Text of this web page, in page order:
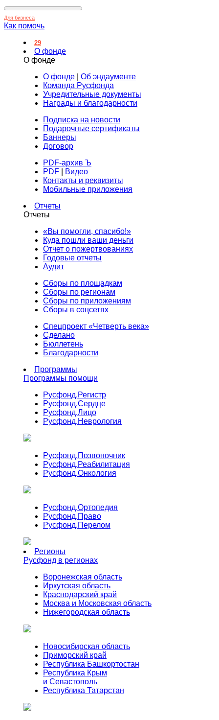
Для бизнеса
Как помочь
29
О фонде
О фонде
О фонде
Об эндаументе
Команда Русфонда
Учредительные документы
Награды и благодарности
Подписка на новости
Подарочные сертификаты
Баннеры
Договор
PDF-архив Ъ
PDF
Видео
Контакты и реквизиты
Мобильные приложения
Отчеты
Отчеты
«Вы помогли, спасибо!»
Куда пошли ваши деньги
Отчет о пожертвованиях
Годовые отчеты
Аудит
Сборы по площадкам
Сборы по регионам
Сборы по приложениям
Сборы в соцсетях
Спецпроект «Четверть века»
Сделано
Бюллетень
Благодарности
Программы
Программы помощи
Русфонд.Регистр
Русфонд.Сердце
Русфонд.Лицо
Русфонд.Неврология
Русфонд.Позвоночник
Русфонд.Реабилитация
Русфонд.Онкология
Русфонд.Ортопедия
Русфонд.Право
Русфонд.Перелом
Регионы
Русфонд в регионах
Воронежская область
Иркутская область
Краснодарский край
Москва и Московская область
Нижегородская область
Новосибирская область
Приморский край
Республика Башкортостан
Республика Крым
и Севастополь
Республика Татарстан